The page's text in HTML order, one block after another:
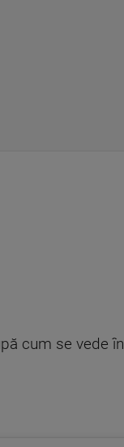
cum se vede